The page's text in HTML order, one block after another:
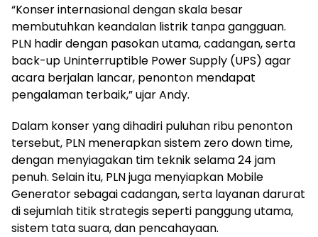
“Konser internasional dengan skala besar
membutuhkan keandalan listrik tanpa gangguan.
PLN hadir dengan pasokan utama, cadangan, serta
back-up Uninterruptible Power Supply (UPS) agar
acara berjalan lancar, penonton mendapat
pengalaman terbaik,” ujar Andy.
Dalam konser yang dihadiri puluhan ribu penonton
tersebut, PLN menerapkan sistem zero down time,
dengan menyiagakan tim teknik selama 24 jam
penuh. Selain itu, PLN juga menyiapkan Mobile
Generator sebagai cadangan, serta layanan darurat
di sejumlah titik strategis seperti panggung utama,
sistem tata suara, dan pencahayaan.